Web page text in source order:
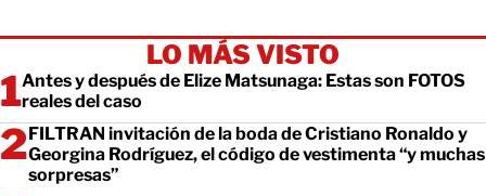
LO MÁS VISTO
Antes y después de Elize Matsunaga: Estas son FOTOS
reales del caso
FILTRAN invitación de la boda de Cristiano Ronaldo y
Georgina Rodríguez, el código de vestimenta “y muchas
sorpresas”